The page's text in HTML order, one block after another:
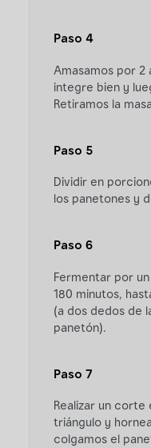
Paso 4
Amasamos por 2
integre bien y
Retiramos la
Paso 5
Dividir en
los panetones y
Paso 6
Fermentar por
180 minutos,
(a dos dedos de
panetón).
Paso 7
Realizar un
triángulo y
colgamos el